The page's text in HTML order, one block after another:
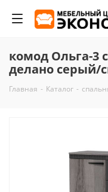
комод Ольга-3
делано серый/
Главная - Каталог -